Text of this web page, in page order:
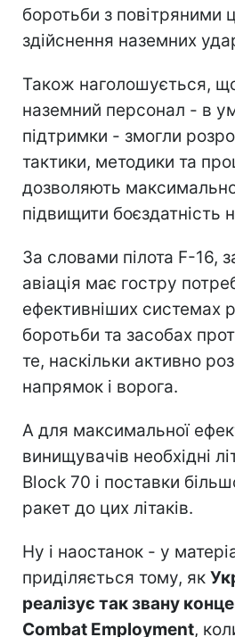
боротьби з повітряними
здійснення наземних
Також наголошується,
наземний персонал - в
підтримки - змогли
тактики, методики та
дозволяють
підвищити боєздатність
За словами пілота F-16,
авіація має гостру
ефективніших системах
боротьби та засобах
те, наскільки активно
напрямок і ворога.
А для максимальної
винищувачів необхідні
Block 70 і поставки
ракет до цих літаків.
Ну і наостанок - у
приділяється тому, як
реалізує так звану
Combat Employment,